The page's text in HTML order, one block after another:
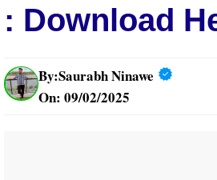
: Download
By:Saurabh Ninawe
On: 09/02/2025